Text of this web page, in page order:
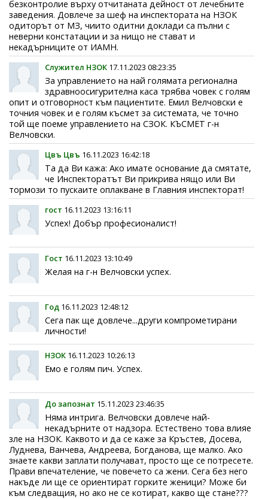
безконтролие върху отчитаната дейност от лечебните
заведения. Довлече за шеф на инспектората на НЗОК
одиторът от МЗ, чиито одитни доклади са пълни с
неверни констатации и за нищо не стават и
некадърниците от ИАМН.
Служител НЗОК 17.11.2023 08:23:35
За управлението на най голямата регионална
здравноосигурителна каса трябва човек с голям
опит и отговорност към пациентите. Емил Велчовски е
точния човек и е голям късмет за системата, че точно
той ще поеме управлението на СЗОК. КЪСМЕТ г-н
Велчовски.
Цвъ Цвъ 16.11.2023 16:42:18
Та да Ви кажа: Ако имате основание да смятате,
че Инспекторатът Ви прикрива нящо или Ви
тормози то пускаите оплакване в Главния инспекторат!
гост 16.11.2023 13:16:11
Успех! Добър професионалист!
Гост 16.11.2023 13:10:49
Желая на г-н Велчовски успех.
Год 16.11.2023 12:48:12
Сега пак ще довлече...други компрометирани
личности!
НЗОК 16.11.2023 10:26:13
Емо е голям пич. Успех.
До запознат 15.11.2023 23:46:35
Няма интрига. Велчовски довлече най-
некадърните от надзора. Естествено това влияе
зле на НЗОК. Каквото и да се каже за Кръстев, Досева,
Луднева, Ванчева, Андреева, Богданова, ще малко. Ако
знаете какви заплати получават, просто ще се потресете.
Прави впечателение, че повечето са жени. Сега без него
накъде ли ще се ориентират горките женици? Може би
към следващия, но ако не се котират, какво ще стане???